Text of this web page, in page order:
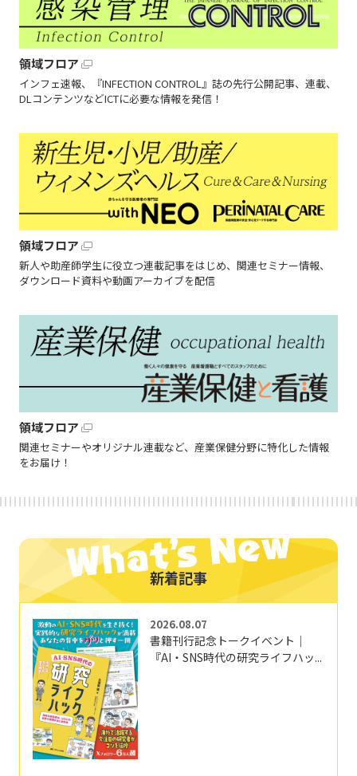
領域フロア
インフェ速報、『INFECTION CONTROL』誌の先行公開記事、連載、
DLコンテンツなどICTに必要な情報を発信！
領域フロア
新人や助産師学生に役立つ連載記事をはじめ、関連セミナー情報、
ダウンロード資料や動画アーカイブを配信
領域フロア
関連セミナーやオリジナル連載など、産業保健分野に特化した情報
をお届け！
新着記事
2026.08.07
書籍刊行記念トークイベント｜
『AI・SNS時代の研究ライフハッ...